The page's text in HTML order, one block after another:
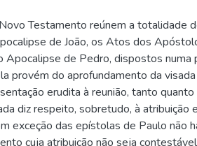
Testamento reúnem a totalidade
de João, os Atos dos
Apocalipse de Pedro, dispostos numa
provém do aprofundamento da
erudita à reunião, tanto
diz respeito, sobretudo, à atribuição
exceção das epístolas de Paulo não
cuja atribuição não seja